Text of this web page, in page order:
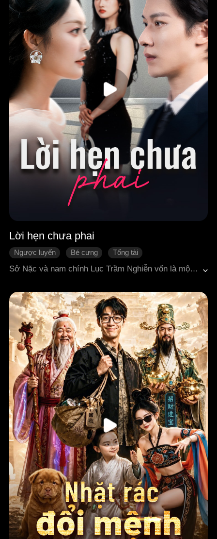
Lời hẹn chưa phai
Ngược luyến Bé cưng
Tổng tài
Gương vỡ lại lành
Ngôn tình hiện đại
Sở Nặc và nam chính Lục Trầm Nghiễn vốn là một đôi tình nhân yêu nhau sâu đậm, nhưng vì hiểu lầm mà chia xa. Sở Nặc ra nước ngoài và một mình sinh ra, nuôi dưỡng đứa con chung của hai người Sở Dạ. Năm năm sau, họ tình cờ gặp lại. Lục Trầm Nghiễn vẫn còn yêu Sở Nặc sâu sắc, nhưng lại hiểu lầm rằng cô đã có gia đình và con cái, nên vừa yêu vừa hận, không thể tha thứ nhưng cũng không thể ngừng tiến lại gần cô.Sở Nặc cũng tưởng rằng Lục Trầm Nghiễn sắp kết hôn và bắt đầu cuộc sống mới nên không muốn làm phiền anh, luôn trốn tránh tình cảm thật sự của mình dành cho anh. Trong những lần giằng co qua lại, cả hai dần nhận ra tình cảm trong lòng và mối tình không thể cắt đứt ấy. Cuối cùng, họ hóa giải hiểu lầm và đoàn tụ bên nhau cùng con.